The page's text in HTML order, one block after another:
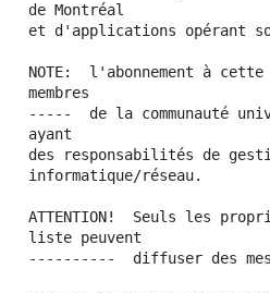
de Montréal
et d'applications opérant
NOTE:  l'abonnement à
membres
-----  de la communauté
ayant
des responsabilités de
informatique/réseau.
ATTENTION!  Seuls les
liste peuvent
----------  diffuser des